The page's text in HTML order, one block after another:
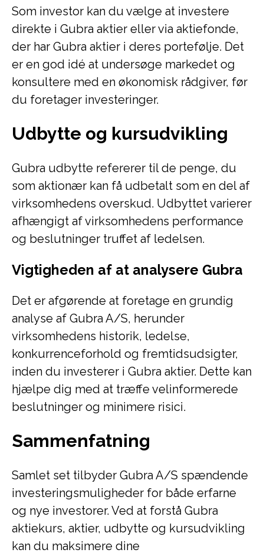
Som investor kan du vælge at investere
direkte i Gubra aktier eller via aktiefonde,
der har Gubra aktier i deres portefølje. Det
er en god idé at undersøge markedet og
konsultere med en økonomisk rådgiver, før
du foretager investeringer.
Udbytte og kursudvikling
Gubra udbytte refererer til de penge, du
som aktionær kan få udbetalt som en del af
virksomhedens overskud. Udbyttet varierer
afhængigt af virksomhedens performance
og beslutninger truffet af ledelsen.
Vigtigheden af at analysere Gubra
Det er afgørende at foretage en grundig
analyse af Gubra A/S, herunder
virksomhedens historik, ledelse,
konkurrenceforhold og fremtidsudsigter,
inden du investerer i Gubra aktier. Dette kan
hjælpe dig med at træffe velinformerede
beslutninger og minimere risici.
Sammenfatning
Samlet set tilbyder Gubra A/S spændende
investeringsmuligheder for både erfarne
og nye investorer. Ved at forstå Gubra
aktiekurs, aktier, udbytte og kursudvikling
kan du maksimere dine